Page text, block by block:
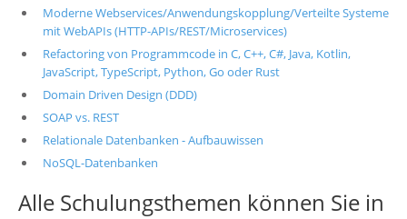
Moderne Webservices/Anwendungskopplung/Verteilte Systeme
mit WebAPIs (HTTP-APIs/REST/Microservices)
Refactoring von Programmcode in C, C++, C#, Java, Kotlin,
JavaScript, TypeScript, Python, Go oder Rust
Domain Driven Design (DDD)
SOAP vs. REST
Relationale Datenbanken - Aufbauwissen
NoSQL-Datenbanken
Alle Schulungsthemen können Sie in